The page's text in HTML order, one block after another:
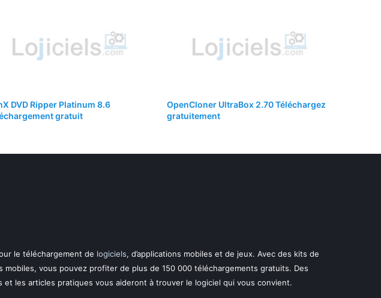
DVD Ripper Platinum 8.6
gratuit
OpenCloner UltraBox 2.70 Téléchargez
gratuitement
le téléchargement de logiciels, d’applications mobiles et de jeux. Avec des kits de
vous pouvez profiter de plus de 150 000 téléchargements gratuits. Des
les articles pratiques vous aideront à trouver le logiciel qui vous convient.